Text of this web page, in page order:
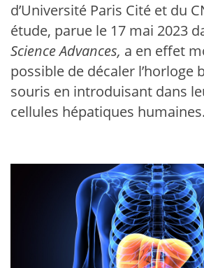
d’Université Paris Cité et du
étude, parue le 17 mai 2023
Science Advances, a en effet
possible de décaler l’horloge
souris en introduisant dans
cellules hépatiques humaines.